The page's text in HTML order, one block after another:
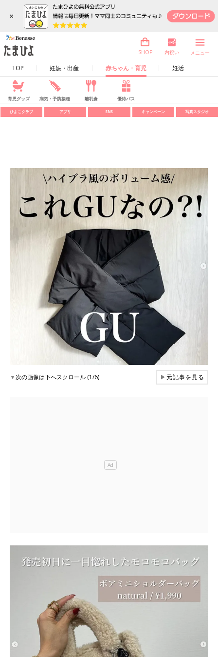
×
TOP 妊娠・出産 赤ちゃん・育児 妊活
SHOP 内祝い メニュー
育児グッズ 病気・予防接種 離乳食 優待パス
ひよこクラブ アプリ SNS キャンペーン 写真スタジオ
▼次の画像は下へスクロール (1/6) ▶元記事を見る